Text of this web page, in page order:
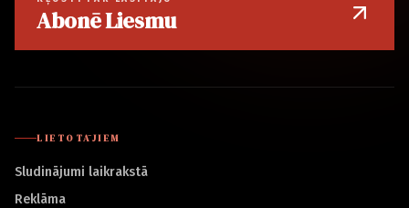
Abonē Liesmu
LIETOTĀJIEM
Sludinājumi laikrakstā
Reklāma